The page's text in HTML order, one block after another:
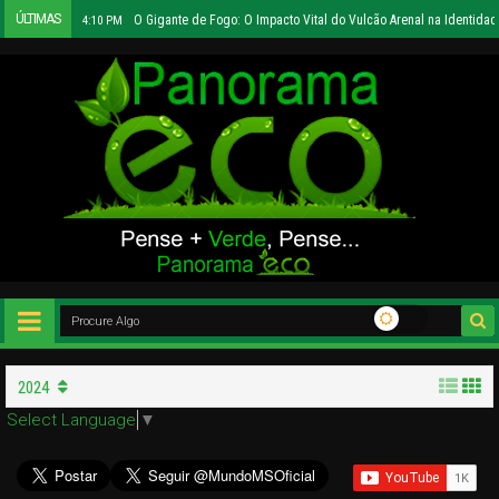
ÚLTIMAS 4:10 PM O Gigante de Fogo: O Impacto Vital do Vulcão Arenal na
2024
Select Language ▼